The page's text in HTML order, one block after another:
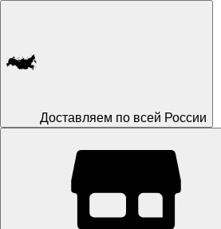
Доставляем по всей России